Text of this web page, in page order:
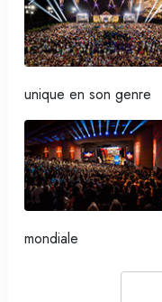
unique en son genre
mondiale